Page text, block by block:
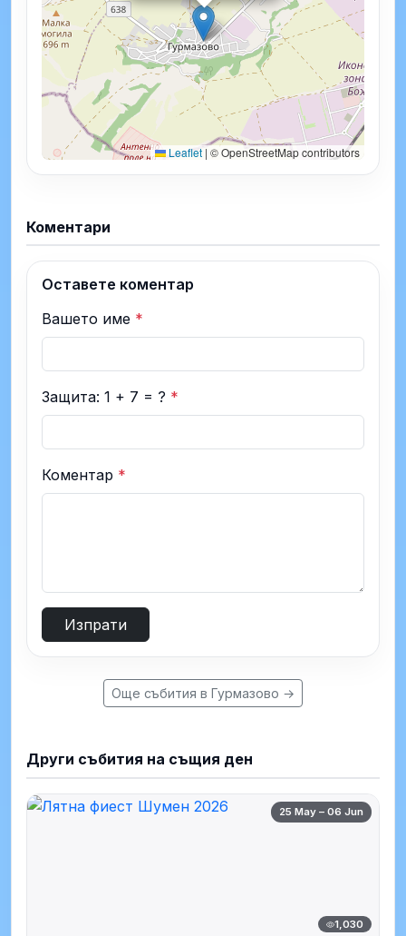
Leaflet | © OpenStreetMap contributors
Коментари
Оставете коментар
Вашето име *
Защита: 1 + 7 = ? *
Коментар *
Изпрати
Още събития в Гурмазово →
Други събития на същия ден
25 May – 06 Jun
1,030